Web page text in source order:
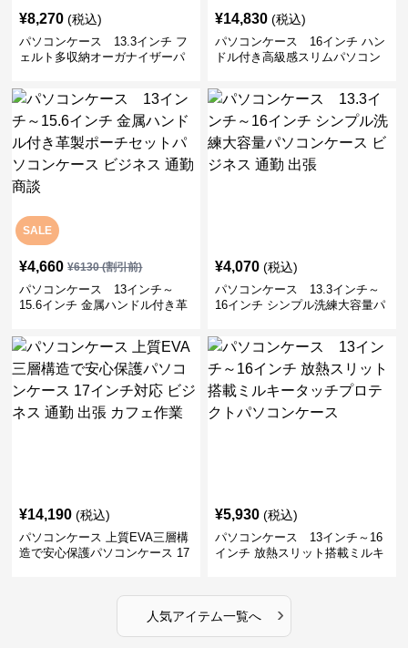
¥8,270 (税込)
パソコンケース 13.3インチ フ
ェルト多収納オーガナイザーパ
宅ワーク
¥14,830 (税込)
パソコンケース 16インチ ハン
ドル付き高級感スリムパソコン
SALE
¥4,660 ¥6130(割引前)
パソコンケース 13インチ～
15.6インチ 金属ハンドル付き革
ビジネス 通勤 商談
¥4,070 (税込)
パソコンケース 13.3インチ～
16インチ シンプル洗練大容量パ
張
¥14,190 (税込)
パソコンケース 上質EVA三層構
造で安心保護パソコンケース 17
¥5,930 (税込)
パソコンケース 13インチ～16
インチ 放熱スリット搭載ミルキ
人気アイテム一覧へ ›